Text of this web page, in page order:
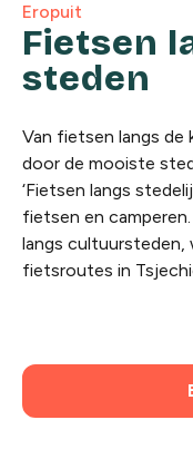
Eropuit
Fietsen
steden
Van fietsen langs de
door de mooiste
‘Fietsen langs
fietsen en
langs cultuursteden,
fietsroutes in